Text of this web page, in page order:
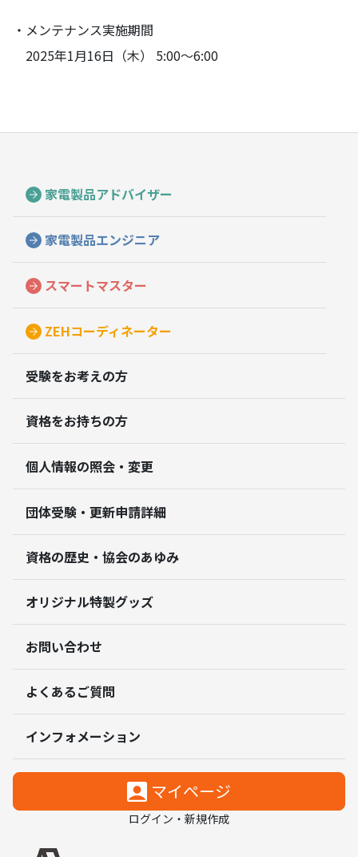
・メンテナンス実施期間
2025年1月16日（木） 5:00～6:00
家電製品アドバイザー
家電製品エンジニア
スマートマスター
ZEHコーディネーター
受験をお考えの方
資格をお持ちの方
個人情報の照会・変更
団体受験・更新申請詳細
資格の歴史・協会のあゆみ
オリジナル特製グッズ
お問い合わせ
よくあるご質問
インフォメーション
マイページ
ログイン・新規作成